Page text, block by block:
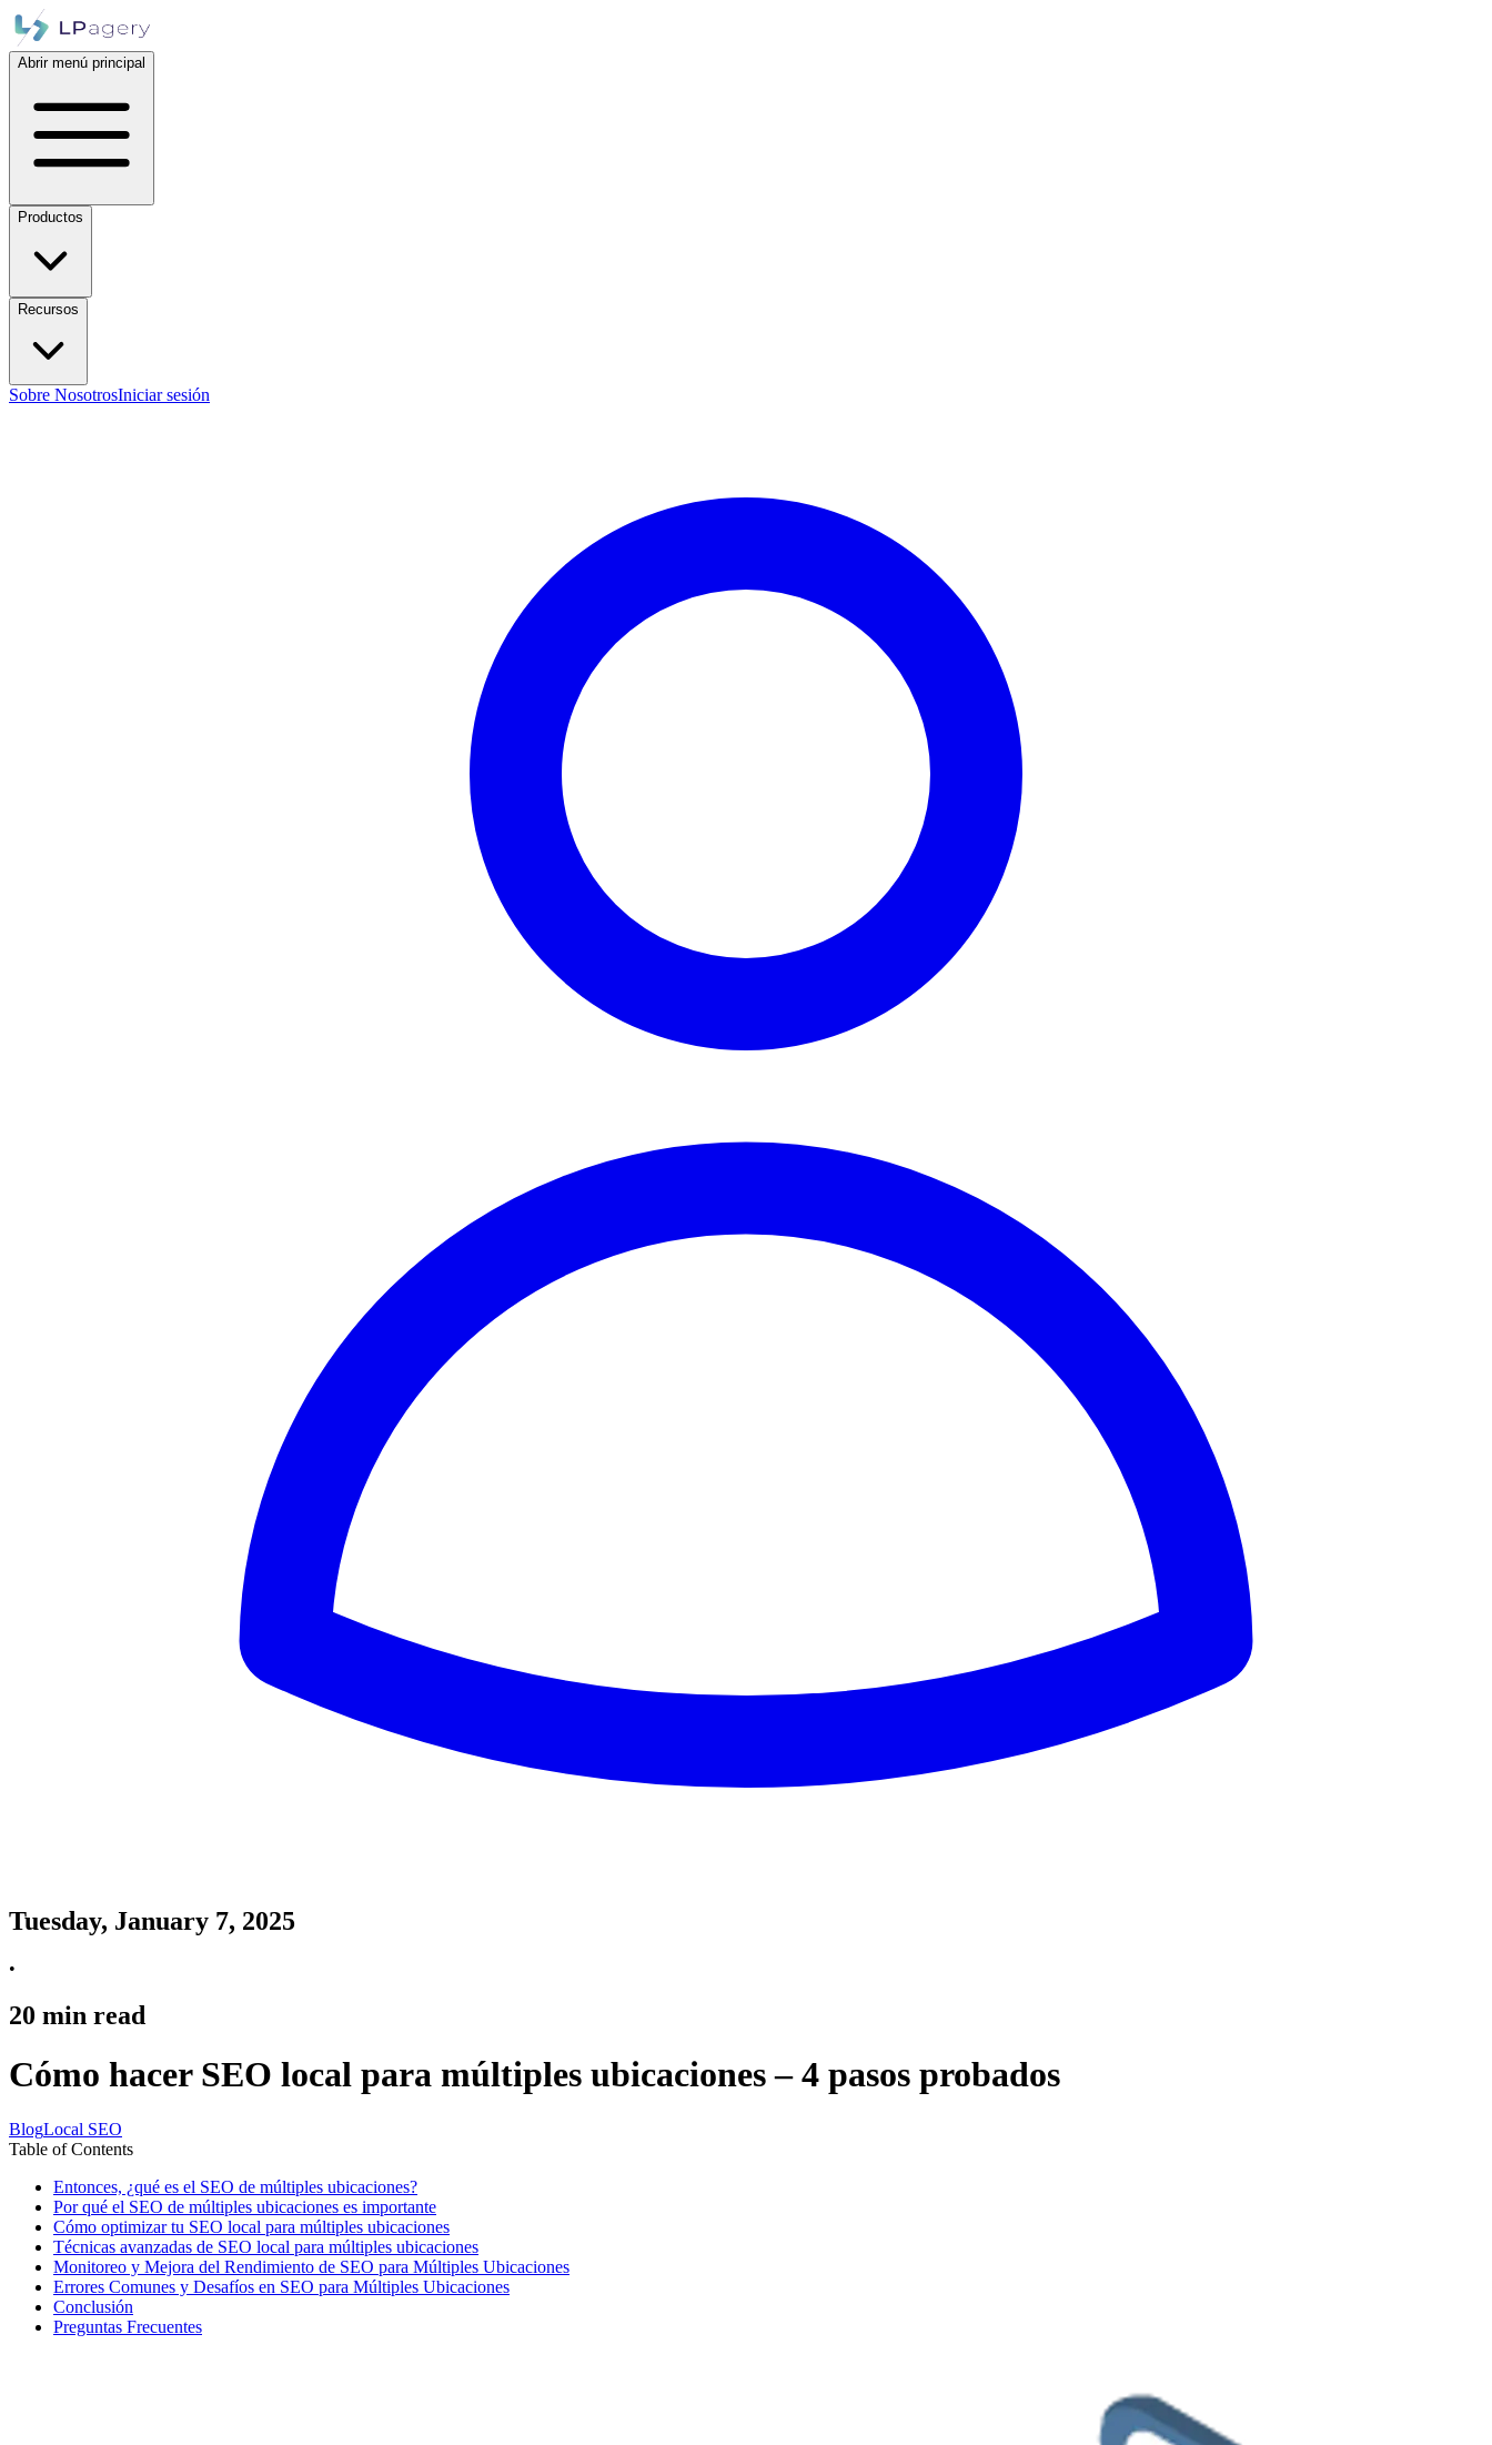
Abrir menú principal
Productos
Recursos
Sobre NosotrosIniciar sesión
Tuesday, January 7, 2025
•
20 min read
Cómo hacer SEO local para múltiples ubicaciones – 4 pasos probados
BlogLocal SEO
Table of Contents
Entonces, ¿qué es el SEO de múltiples ubicaciones?
Por qué el SEO de múltiples ubicaciones es importante
Cómo optimizar tu SEO local para múltiples ubicaciones
Técnicas avanzadas de SEO local para múltiples ubicaciones
Monitoreo y Mejora del Rendimiento de SEO para Múltiples Ubicaciones
Errores Comunes y Desafíos en SEO para Múltiples Ubicaciones
Conclusión
Preguntas Frecuentes